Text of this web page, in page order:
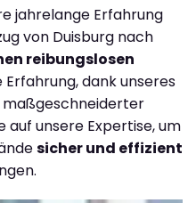
jahrelange Erfahrung
von Duisburg nach
reibungslosen
dank unseres
maßgeschneiderter
auf unsere Expertise, um
sicher und effizient